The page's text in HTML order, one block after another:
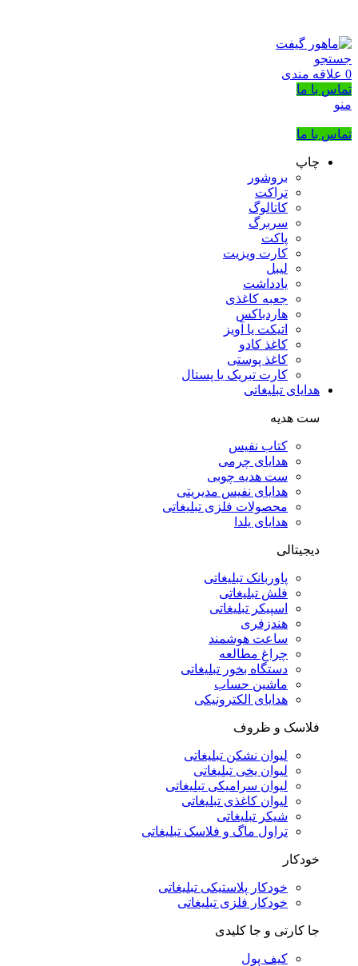
جستجو
0 علاقه مندی
تماس با ما
منو
تماس با ما
چاپ
بروشور
تراکت
کاتالوگ
سربرگ
پاکت
کارت ویزیت
لیبل
یادداشت
جعبه کاغذی
هاردباکس
اتیکت یا آویز
کاغذ کادو
کاغذ پوستی
کارت تبریک یا پستال
هدایای تبلیغاتی
ست هدیه
کتاب نفیس
هدایای چرمی
ست هدیه چوبی
هدایای نفیس مدیریتی
محصولات فلزی تبلیغاتی
هدایای یلدا
دیجیتالی
پاوربانک تبلیغاتی
فلش تبلیغاتی
اسپیکر تبلیغاتی
هندزفری
ساعت هوشمند
چراغ مطالعه
دستگاه بخور تبلیغاتی
ماشین حساب
هدایای الکترونیکی
فلاسک و ظروف
لیوان نشکن تبلیغاتی
لیوان یخی تبلیغاتی
لیوان سرامیکی تبلیغاتی
لیوان کاغذی تبلیغاتی
شیکر تبلیغاتی
تراول ماگ و فلاسک تبلیغاتی
خودکار
خودکار پلاستیکی تبلیغاتی
خودکار فلزی تبلیغاتی
جا کارتی و جا کلیدی
کیف پول